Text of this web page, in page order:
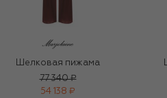
Шелковая пижама
77 340 ₽
54 138 ₽